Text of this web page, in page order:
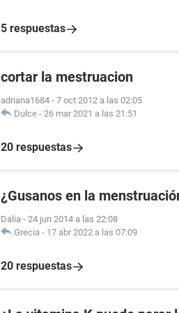
5 respuestas
cortar la mestruacion
adriana1684 - 7 oct 2012 a las 02:05
Dulce - 26 mar 2021 a las 21:51
20 respuestas
¿Gusanos en la
Dalia - 24 jun 2014 a las 22:08
Grecia - 17 abr 2022 a las 07:09
20 respuestas